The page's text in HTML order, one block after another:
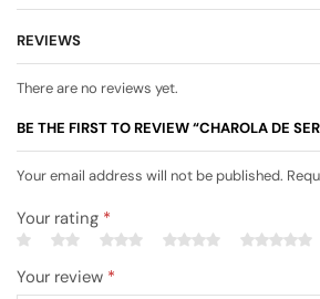
REVIEWS
There are no reviews yet.
BE THE FIRST TO REVIEW “CHAROLA DE
Your email address will not be published.
Your rating *
Your review *